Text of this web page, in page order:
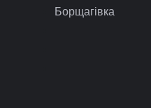
Борщагівка